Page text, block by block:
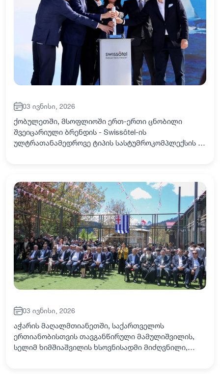
03 ივნისი, 2026
ქობულეთში, მსოფლიოში ერთ-ერთი ცნობილი
შვეიცარიული ბრენდის - Swissôtel-ის
ულტრათანამედროვე ტიპის სასტუმროკომპლექსის -
03 ივნისი, 2026
აჭარის მაღალმთიანეთში, საქართველოს
ერთიანობისთვის თავგანწირული მამულიშვილის,
სელიმ ხიმშიაშვილის ხსოვნისადმი მიძღვნილი,